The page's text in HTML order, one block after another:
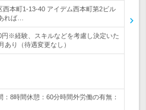
西本町1-13-40 アイデム西本町第2ビル
れば…
円※経験、スキルなどを考慮し決定いた
り（待遇変更なし）
8時間休憩：60分時間外労働の有無：